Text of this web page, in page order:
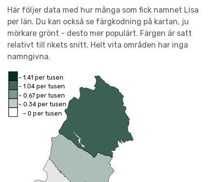
Här följer data med hur många som fick namnet Lisa
per län. Du kan också se färgkodning på kartan, ju
mörkare grönt - desto mer populärt. Färgen är satt
relativt till rikets snitt. Helt vita områden har inga
namngivna.
~ 1.41 per tusen
~ 1.04 per tusen
~ 0.67 per tusen
~ 0.34 per tusen
~ 0 per tusen